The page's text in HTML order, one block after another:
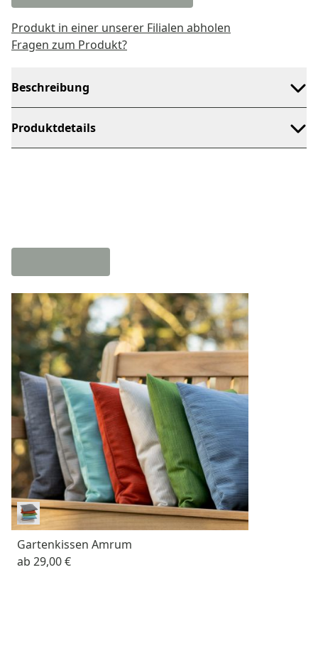
Produkt in einer unserer Filialen abholen
Fragen zum Produkt?
Beschreibung
Produktdetails
Gartenkissen Amrum
ab 29,00 €